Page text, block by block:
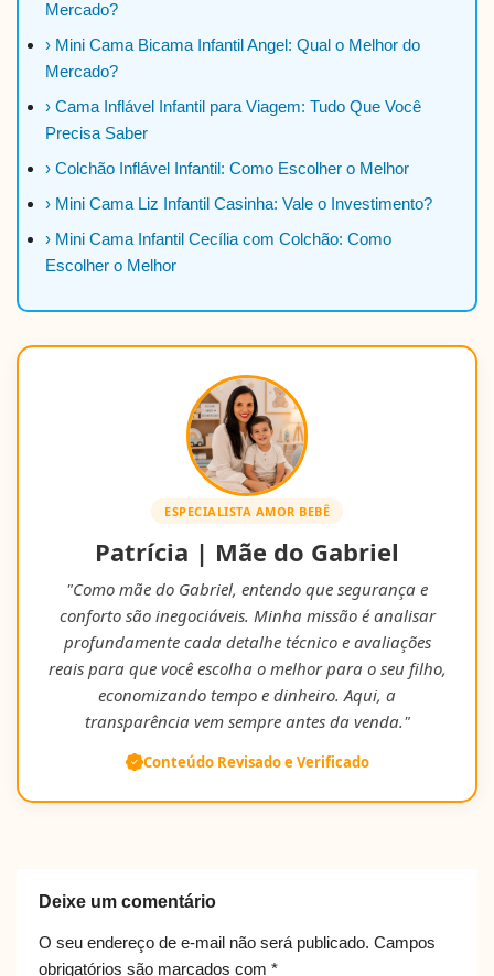
Mercado?
› Mini Cama Bicama Infantil Angel: Qual o Melhor do
Mercado?
› Cama Inflável Infantil para Viagem: Tudo Que Você
Precisa Saber
› Colchão Inflável Infantil: Como Escolher o Melhor
› Mini Cama Liz Infantil Casinha: Vale o Investimento?
› Mini Cama Infantil Cecília com Colchão: Como
Escolher o Melhor
ESPECIALISTA AMOR BEBÊ
Patrícia | Mãe do Gabriel
"Como mãe do Gabriel, entendo que segurança e
conforto são inegociáveis. Minha missão é analisar
profundamente cada detalhe técnico e avaliações
reais para que você escolha o melhor para o seu filho,
economizando tempo e dinheiro. Aqui, a
transparência vem sempre antes da venda."
Conteúdo Revisado e Verificado
Deixe um comentário
O seu endereço de e-mail não será publicado. Campos
obrigatórios são marcados com *